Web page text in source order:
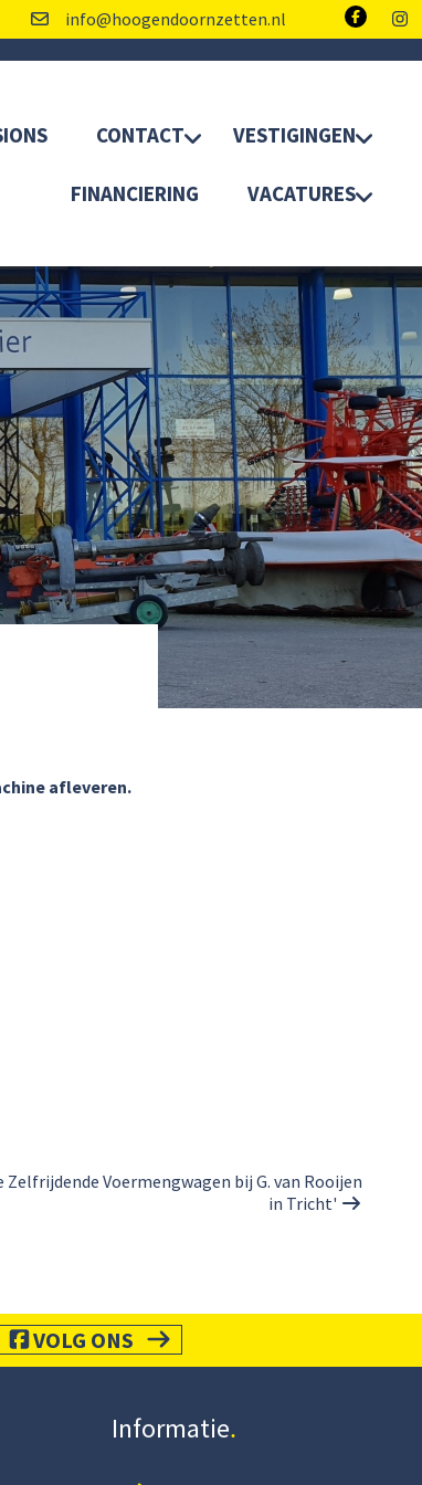
info@hoogendoornzetten.nl
CONTACT VESTIGINGEN
FINANCIERING VACATURES
afleveren.
Voermengwagen bij G. van Rooijen
in Tricht'
VOLG ONS
Informatie